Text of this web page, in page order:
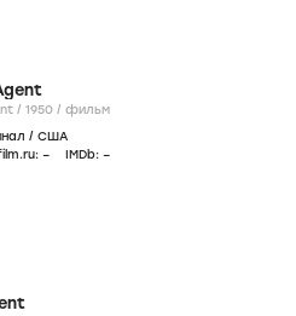
Customs Agent / 1950 / фильм
/ США
– IMDb: –